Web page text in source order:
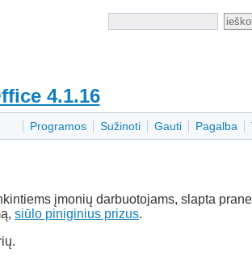
4.1.16
Programos Sužinoti Gauti Pagalba
įmonių darbuotojams, slapta
siūlo piniginius prizus.